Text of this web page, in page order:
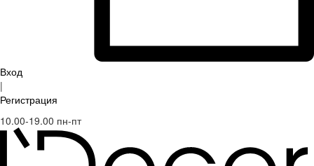
Вход
|
Регистрация
10.00-19.00 пн-пт